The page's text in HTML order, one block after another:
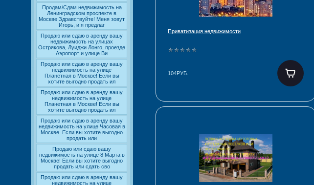
Продам/Сдам недвижимость на
Ленинградском проспекте в
Москве Здравствуйте! Меня зовут
Игорь, и я предлаг
Продаю или сдаю в аренду вашу
недвижимость на улицах
Острякова, Луиджи Лонго, проезде
Аэропорт и улице Ви
Продаю или сдаю в аренду вашу
недвижимость на улице
Планетная в Москве! Если вы
хотите выгодно продать ил
Продаю или сдаю в аренду вашу
недвижимость на улице
Планетная в Москве! Если вы
хотите выгодно продать ил
Продаю или сдаю в аренду вашу
недвижимость на улице Часовая в
Москве. Если вы хотите выгодно
продать или
Продаю или сдаю вашу
недвижимость на улице 8 Марта в
Москве! Если вы хотите выгодно
продать или сдать сво
Продаю или сдаю в аренду вашу
недвижимость на улице
Приватизация недвижимости
104РУБ.